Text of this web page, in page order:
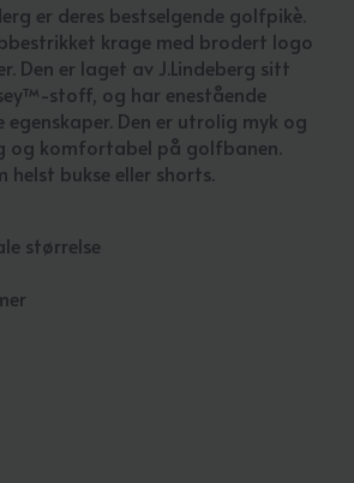
er deres bestselgende golfpikè.
krage med brodert logo
Den er laget av J.Lindeberg sitt
stoff, og har enestående
Den er utrolig myk og
og komfortabel på golfbanen.
helst bukse eller shorts.
størrelse